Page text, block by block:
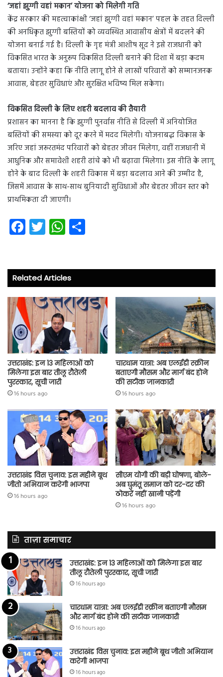
‘जहां झुग्गी वहां मकान’ योजना को मिलेगी गति
केंद्र सरकार की महत्वाकांक्षी ‘जहां झुग्गी वहां मकान’ पहल के तहत दिल्ली
की अनधिकृत झुग्गी बस्तियों को व्यवस्थित आवासीय क्षेत्रों में बदलने की
योजना बनाई गई है। दिल्ली के गृह मंत्री आशीष सूद ने इसे राजधानी को
विकसित भारत के अनुरूप विकसित दिल्ली बनाने की दिशा में बड़ा कदम
बताया। उन्होंने कहा कि नीति लागू होने से लाखों परिवारों को सम्मानजनक
आवास, बेहतर सुविधाएं और सुरक्षित भविष्य मिल सकेगा।
विकसित दिल्ली के लिए शहरी बदलाव की तैयारी
प्रशासन का मानना है कि झुग्गी पुनर्वास नीति से दिल्ली में अनियोजित
बस्तियों की समस्या को दूर करने में मदद मिलेगी। योजनाबद्ध विकास के
जरिए जहां जरूरतमंद परिवारों को बेहतर जीवन मिलेगा, वहीं राजधानी में
आधुनिक और समावेशी शहरी ढांचे को भी बढ़ावा मिलेगा। इस नीति के लागू
होने के बाद दिल्ली के शहरी विकास में बड़ा बदलाव आने की उम्मीद है,
जिसमें आवास के साथ-साथ बुनियादी सुविधाओं और बेहतर जीवन स्तर को
प्राथमिकता दी जाएगी।
Fa
ce
o
ok
T
wi
er
W
ha
A
p
p
Related Articles
उत्तराखंड: इन 13 महिलाओं को
मिलेगा इस बार तीलू रौतेली
पुरस्कार, सूची जारी
16 hours ago
चारधाम यात्रा: अब एलईडी स्क्रीन
बताएगी मौसम और मार्ग बंद होने
की सटीक जानकारी
16 hours ago
उत्तराखंड विस चुनाव: इस महीने बूथ
जीतो अभियान करेगी भाजपा
16 hours ago
सीएम योगी की बड़ी घोषणा, बोले-
अब घुमंतू समाज को दर-दर की
ठोकरें नहीं खानी पड़ेंगी
16 hours ago
ताज़ा समाचार
उत्तराखंड: इन 13 महिलाओं को मिलेगा इस बार
तीलू रौतेली पुरस्कार, सूची जारी
16 hours ago
चारधाम यात्रा: अब एलईडी स्क्रीन बताएगी मौसम
और मार्ग बंद होने की सटीक जानकारी
16 hours ago
उत्तराखंड विस चुनाव: इस महीने बूथ जीतो अभियान
करेगी भाजपा
16 hours ago